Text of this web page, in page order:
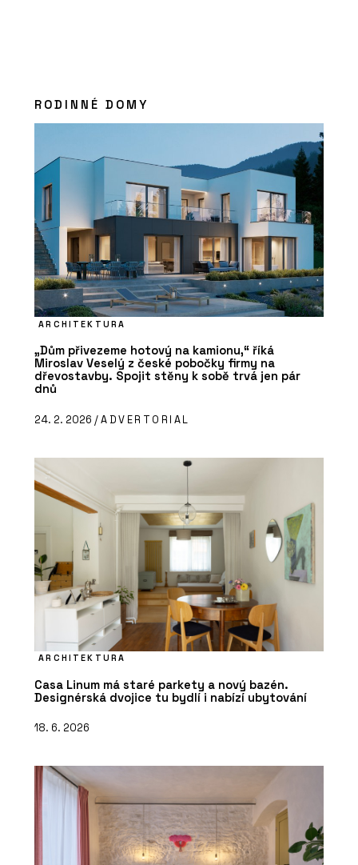
RODINNÉ DOMY
ARCHITEKTURA
„Dům přivezeme hotový na kamionu,“ říká
Miroslav Veselý z české pobočky firmy na
dřevostavby. Spojit stěny k sobě trvá jen pár
dnů
24. 2. 2026 /ADVERTORIAL
ARCHITEKTURA
Casa Linum má staré parkety a nový bazén.
Designérská dvojice tu bydlí i nabízí ubytování
18. 6. 2026